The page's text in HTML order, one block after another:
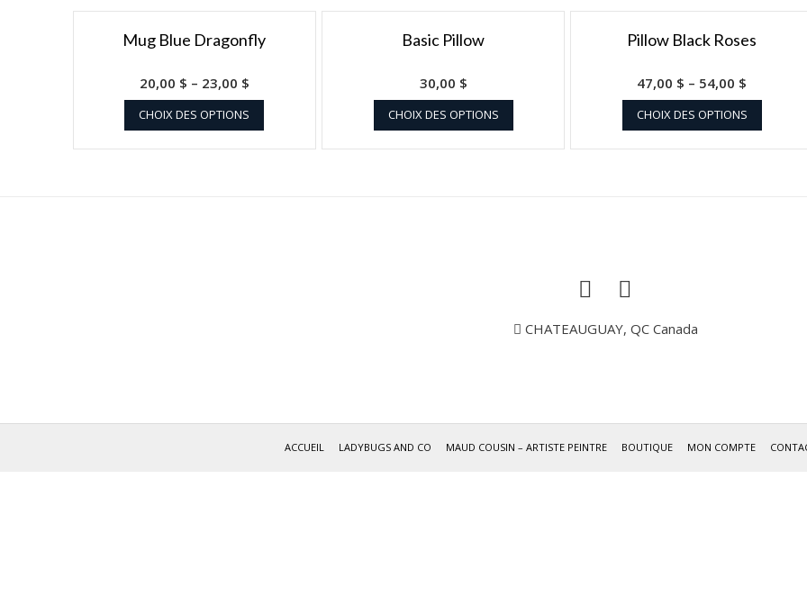
Mug Blue Dragonfly
20,00 $ – 23,00 $
CHOIX DES OPTIONS
Basic Pillow
30,00 $
CHOIX DES OPTIONS
Pillow Black Roses
47,00 $ – 54,00 $
CHOIX DES OPTIONS
CHATEAUGUAY, QC Canada
ACCUEIL LADYBUGS AND CO MAUD COUSIN – ARTISTE PEINTRE BOUTIQUE MON COMPTE